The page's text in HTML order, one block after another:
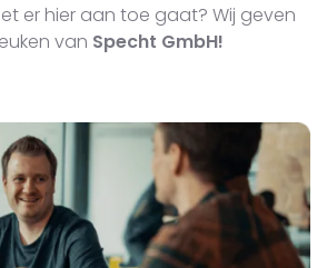
er hier aan toe gaat? Wij geven
van Specht GmbH!